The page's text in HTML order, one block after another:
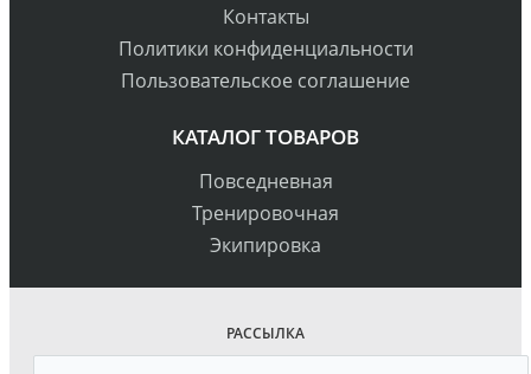
Контакты
Политики конфиденциальности
Пользовательское соглашение
КАТАЛОГ ТОВАРОВ
Повседневная
Тренировочная
Экипировка
РАССЫЛКА